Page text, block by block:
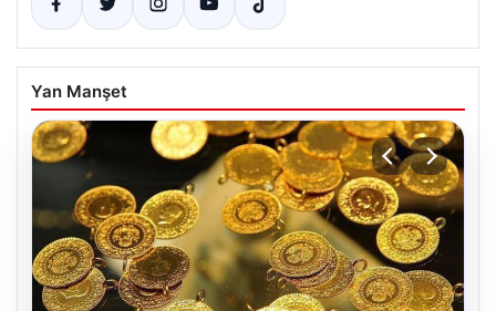
Yan Manşet